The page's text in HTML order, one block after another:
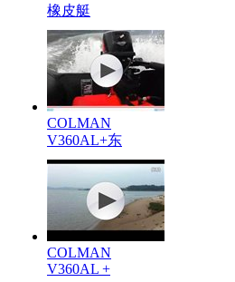
橡皮艇
COLMAN
V360AL+东
COLMAN
V360AL +